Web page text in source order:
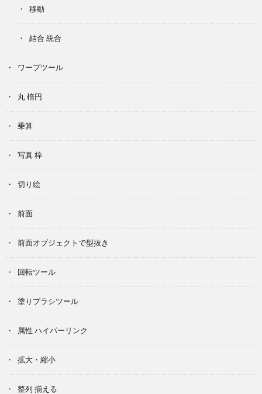
移動
結合 統合
ワープツール
丸 楕円
乗算
写真 枠
切り絵
前面
前面オブジェクトで型抜き
回転ツール
塗りブラシツール
属性 ハイパーリンク
拡大・縮小
整列 揃える